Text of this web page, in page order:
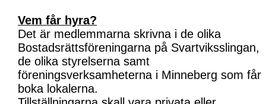
Vem får hyra?
Det är medlemmarna skrivna i de olika
Bostadsrättsföreningarna på Svartviksslingan,
de olika styrelserna samt
föreningsverksamheterna i Minneberg som får
boka lokalerna.